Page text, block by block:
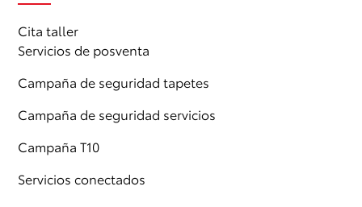
Cita taller
Servicios de posventa
Campaña de seguridad tapetes
Campaña de seguridad servicios
Campaña T10
Servicios conectados